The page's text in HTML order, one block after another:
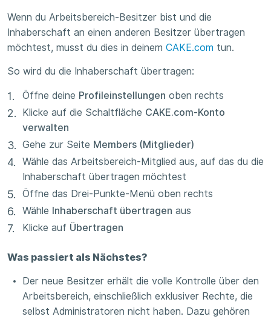
Wenn du Arbeitsbereich-Besitzer bist und die
Inhaberschaft an einen anderen Besitzer übertragen
möchtest, musst du dies in deinem CAKE.com tun.
So wird du die Inhaberschaft übertragen:
Öffne deine Profileinstellungen oben rechts
Klicke auf die Schaltfläche CAKE.com-Konto
verwalten
Gehe zur Seite Members (Mitglieder)
Wähle das Arbeitsbereich-Mitglied aus, auf das du die
Inhaberschaft übertragen möchtest
Öffne das Drei-Punkte-Menü oben rechts
Wähle Inhaberschaft übertragen aus
Klicke auf Übertragen
Was passiert als Nächstes?
Der neue Besitzer erhält die volle Kontrolle über den
Arbeitsbereich, einschließlich exklusiver Rechte, die
selbst Administratoren nicht haben. Dazu gehören